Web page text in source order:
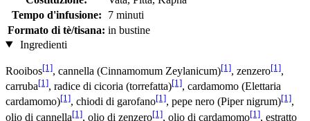
Tempo d'infusione:
7 minuti
Formato di tè/tisana: in bustine
Ingredienti
Rooibos[1], cannella (Cinnamomum Zeylanicum)[1], zenzero[1],
carruba[1], radice di cicoria (torrefatta)[1], cardamomo (Elettaria
cardamomo)[1], chiodi di garofano[1], pepe nero (Piper nigrum)[1],
olio di cannella[1], olio di zenzero[1], olio di cardamomo[1], estratto